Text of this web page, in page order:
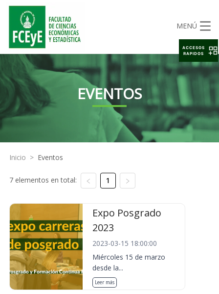
MENÚ
EVENTOS
Inicio > Eventos
7 elementos en total: 1
Expo Posgrado
2023
2023-03-15 18:00:00
Miércoles 15 de marzo
desde la...
Leer más
ACCESOS
RAPIDOS